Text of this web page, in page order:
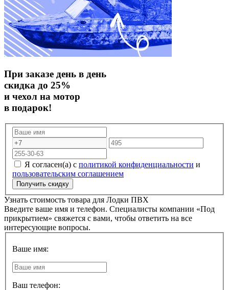
При заказе день в день
скидка до 25%
и чехол на мотор
в подарок!
Я согласен(а) с политикой конфиденциальности и
пользовательским соглашением
Узнать стоимость товара для Лодки ПВХ
Введите ваше имя и телефон. Специалисты компании «Под
прикрытием» свяжется с вами, чтобы ответить на все
интересующие вопросы.
Ваше имя:
Ваш телефон: